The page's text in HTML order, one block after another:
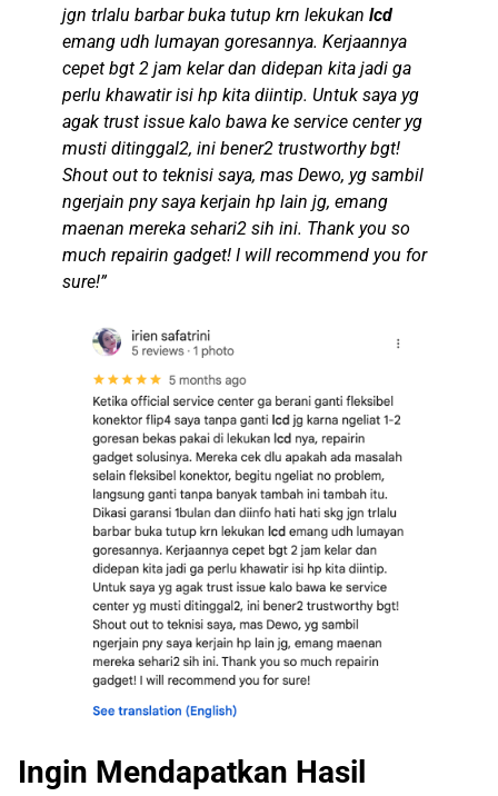
jgn trlalu barbar buka tutup krn lekukan lcd
emang udh lumayan goresannya. Kerjaannya
cepet bgt 2 jam kelar dan didepan kita jadi ga
perlu khawatir isi hp kita diintip. Untuk saya yg
agak trust issue kalo bawa ke service center yg
musti ditinggal2, ini bener2 trustworthy bgt!
Shout out to teknisi saya, mas Dewo, yg sambil
ngerjain pny saya kerjain hp lain jg, emang
maenan mereka sehari2 sih ini. Thank you so
much repairin gadget! I will recommend you for
sure!”
Ingin Mendapatkan Hasil